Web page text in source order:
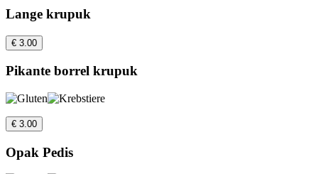
Lange krupuk
€ 3.00
Pikante borrel krupuk
€ 3.00
Opak Pedis